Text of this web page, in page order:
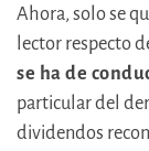
Ahora, solo se
lector respecto
se ha de
particular del
dividendos